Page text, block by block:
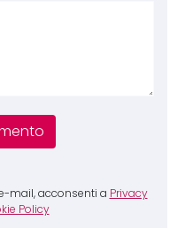
mail, acconsenti a Privacy
Policy